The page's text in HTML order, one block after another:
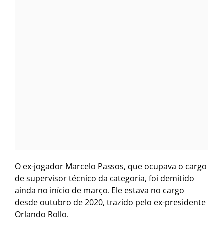
O ex-jogador Marcelo Passos, que ocupava o cargo
de supervisor técnico da categoria, foi demitido
ainda no início de março. Ele estava no cargo
desde outubro de 2020, trazido pelo ex-presidente
Orlando Rollo.